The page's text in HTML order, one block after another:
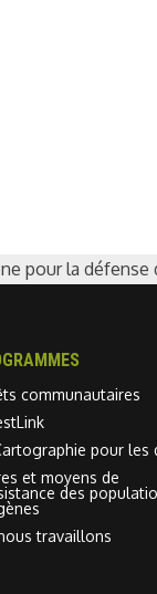
pour la défense
communautaires
pour les
et moyens de
des
travaillons